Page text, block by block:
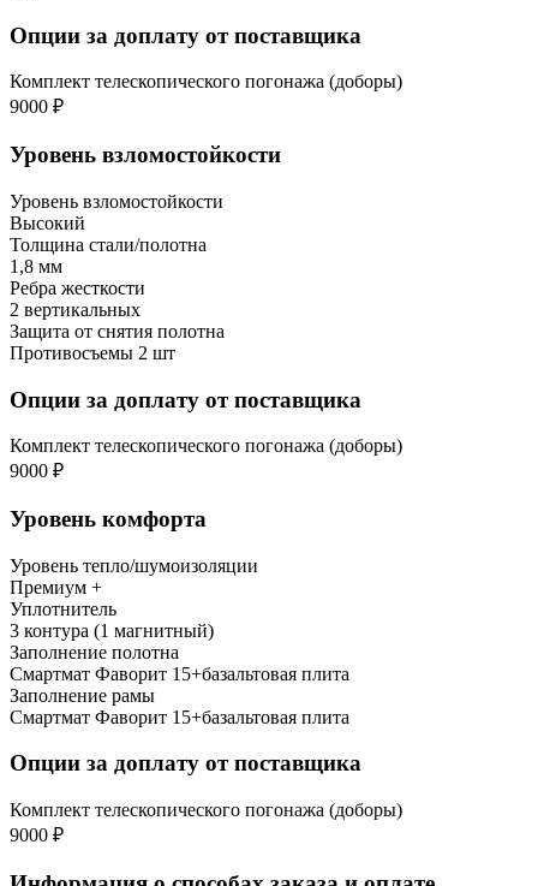
Опции за доплату от поставщика
Комплект телескопического погонажа (доборы)
9000 ₽
Уровень взломостойкости
Уровень взломостойкости
Высокий
Толщина стали/полотна
1,8 мм
Ребра жесткости
2 вертикальных
Защита от снятия полотна
Противосъемы 2 шт
Опции за доплату от поставщика
Комплект телескопического погонажа (доборы)
9000 ₽
Уровень комфорта
Уровень тепло/шумоизоляции
Премиум +
Уплотнитель
3 контура (1 магнитный)
Заполнение полотна
Смартмат Фаворит 15+базальтовая плита
Заполнение рамы
Смартмат Фаворит 15+базальтовая плита
Опции за доплату от поставщика
Комплект телескопического погонажа (доборы)
9000 ₽